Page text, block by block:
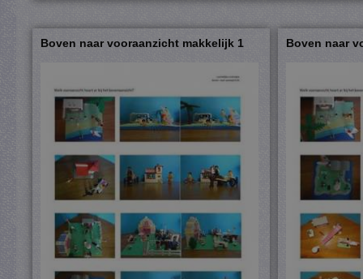
Boven naar vooraanzicht makkelijk 1 Boven naar